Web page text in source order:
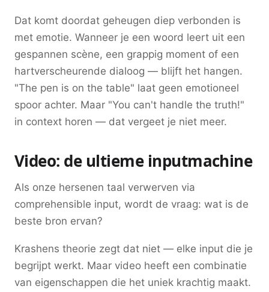
Dat komt doordat geheugen diep verbonden is
met emotie. Wanneer je een woord leert uit een
gespannen scène, een grappig moment of een
hartverscheurende dialoog — blijft het hangen.
"The pen is on the table" laat geen emotioneel
spoor achter. Maar "You can't handle the truth!"
in context horen — dat vergeet je niet meer.
Video: de ultieme inputmachine
Als onze hersenen taal verwerven via
comprehensible input, wordt de vraag: wat is de
beste bron ervan?
Krashens theorie zegt dat niet — elke input die je
begrijpt werkt. Maar video heeft een combinatie
van eigenschappen die het uniek krachtig maakt.